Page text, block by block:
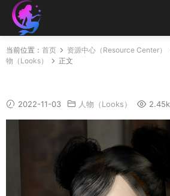
当前位置： 首页 资源中心（Resource Center）
物（Looks）
正文
2022-11-03 人物（Looks） 2.45k